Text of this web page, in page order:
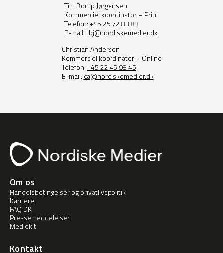
Tim Borup Jørgensen
Kommerciel koordinator – Print
Telefon:+45 25 72 83 83
E-mail:tbj@nordiskemedier.dk
Christian Andersen
Kommerciel koordinator – Online
Telefon:+45 22 45 98 45
E-mail: ca@nordiskemedier.dk
Om os
Handelsbetingelser og privatlivspolitik
Karriere
FAQ DK
Pressemeddelelser
Mediekit
Kontakt